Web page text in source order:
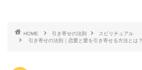
HOME 引き寄せの法則
スピリチュアル
引き寄せの法則｜恋愛と愛を引き寄せる方法とは？